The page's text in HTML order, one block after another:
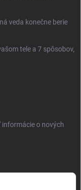
veda konečne berie
tele a 7 spôsobov,
informácie o nových